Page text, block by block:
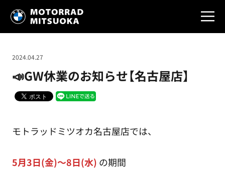
📣GW休業のお知らせ【名古屋店】
2024.04.27
モトラッドミツオカ名古屋店では、
5月3日(金)～8日(水) の期間